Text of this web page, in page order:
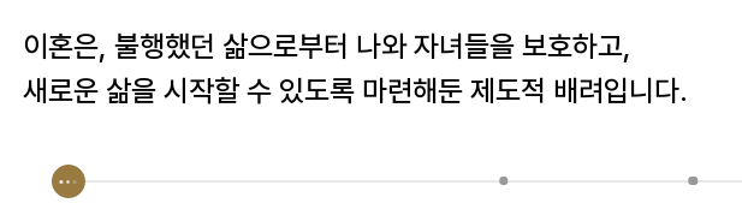
이혼은, 불행했던 삶으로부터 나와 자녀들을 보호하고,
새로운 삶을 시작할 수 있도록 마련해둔 제도적 배려입니다.